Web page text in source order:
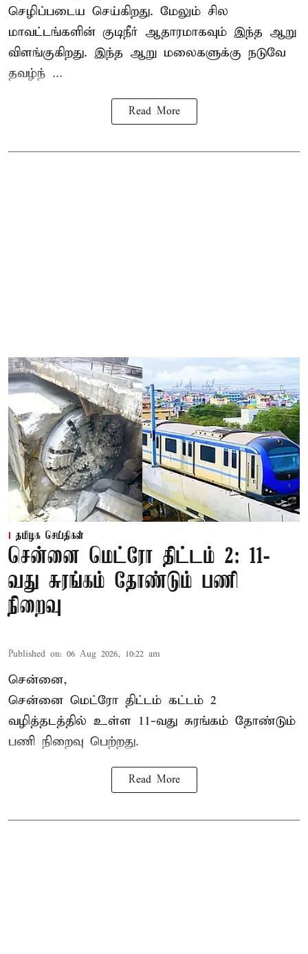
செழிப்படைய செய்கிறது. மேலும் சில
மாவட்டங்களின் குடிநீர் ஆதாரமாகவும் இந்த ஆறு
விளங்குகிறது. இந்த ஆறு மலைகளுக்கு நடுவே
தவழ்ந் ...
Read More
தமிழக செய்திகள்
சென்னை மெட்ரோ திட்டம் 2: 11-
வது சுரங்கம் தோண்டும் பணி
நிறைவு
Published on: 06 Aug 2026, 10:22 am
சென்னை,
சென்னை மெட்ரோ திட்டம் கட்டம் 2
வழித்தடத்தில் உள்ள 11-வது சுரங்கம் தோண்டும்
பணி நிறைவு பெற்றது.
Read More